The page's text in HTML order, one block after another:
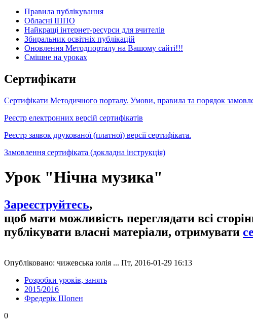
Правила публікування
Обласні ІППО
Найкращі інтернет-ресурси для вчителів
Збиральник освітніх публікацій
Оновлення Методпорталу на Вашому сайті!!!
Cмішне на уроках
Сертифікати
Сертифікати Методичного порталу. Умови, правила та порядок
Реєстр електронних версій сертифікатів
Реєстр заявок друкованої (платної) версії сертифіката.
Замовлення сертифіката (докладна інструкція)
Урок "Нічна музика"
Зареєструйтесь,
щоб мати можливість переглядати всі
публікувати власні матеріали, отримувати
Опубліковано: чижевська юлія ... Пт, 2016-01-29 16:13
Розробки уроків, занять
2015/2016
Фредерік Шопен
0